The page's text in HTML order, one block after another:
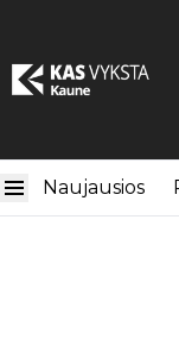
Naujausios